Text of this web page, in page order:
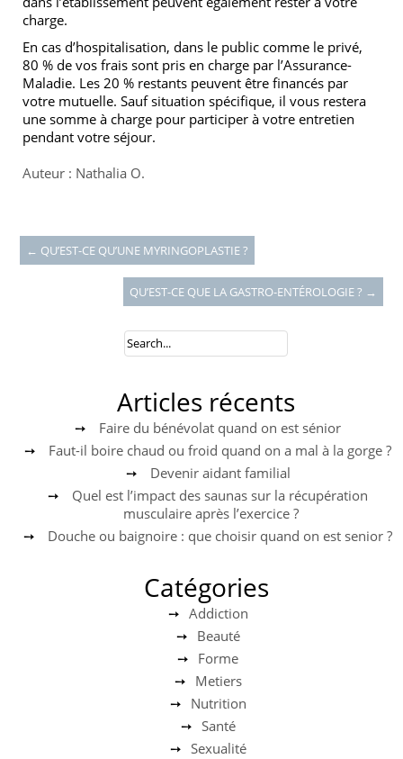
charge.
En cas d’hospitalisation, dans le public comme le privé,
80 % de vos frais sont pris en charge par l’Assurance-
Maladie. Les 20 % restants peuvent être financés par
votre mutuelle. Sauf situation spécifique, il vous restera
une somme à charge pour participer à votre entretien
pendant votre séjour.
Auteur : Nathalia O.
← QU’EST-CE QU’UNE MYRINGOPLASTIE ?
QU’EST-CE QUE LA GASTRO-ENTÉROLOGIE ? →
Articles récents
Faire du bénévolat quand on est sénior
Faut-il boire chaud ou froid quand on a mal à la gorge ?
Devenir aidant familial
Quel est l’impact des saunas sur la récupération
musculaire après l’exercice ?
Douche ou baignoire : que choisir quand on est senior ?
Catégories
Addiction
Beauté
Forme
Metiers
Nutrition
Santé
Sexualité